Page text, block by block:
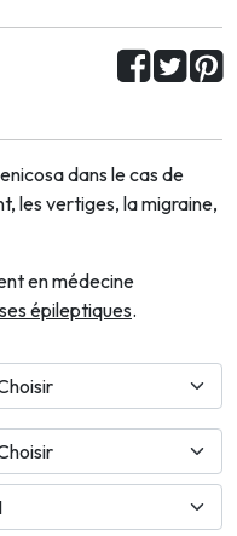
dans le cas de
les vertiges, la migraine,
en médecine
épileptiques.